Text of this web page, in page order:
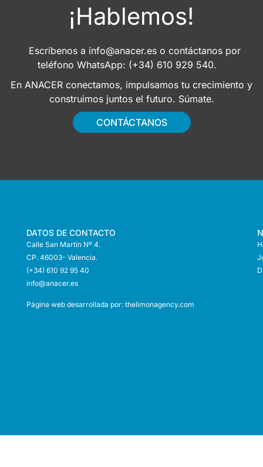
¡Hablemos!
Escríbenos a info@anacer.eso contáctanos por
teléfono WhatsApp: (+34) 610 929 540.
En ANACER conectamos, impulsamos tu crecimiento y
construimos juntos el futuro. Súmate.
CONTÁCTANOS
DATOS DE CONTACTO
Calle San Martín Nº 4.
CP. 46003- Valencia.
(+34) 610 92 95 40
info@anacer.es
Página web desarrollada por: thelimonagency.com